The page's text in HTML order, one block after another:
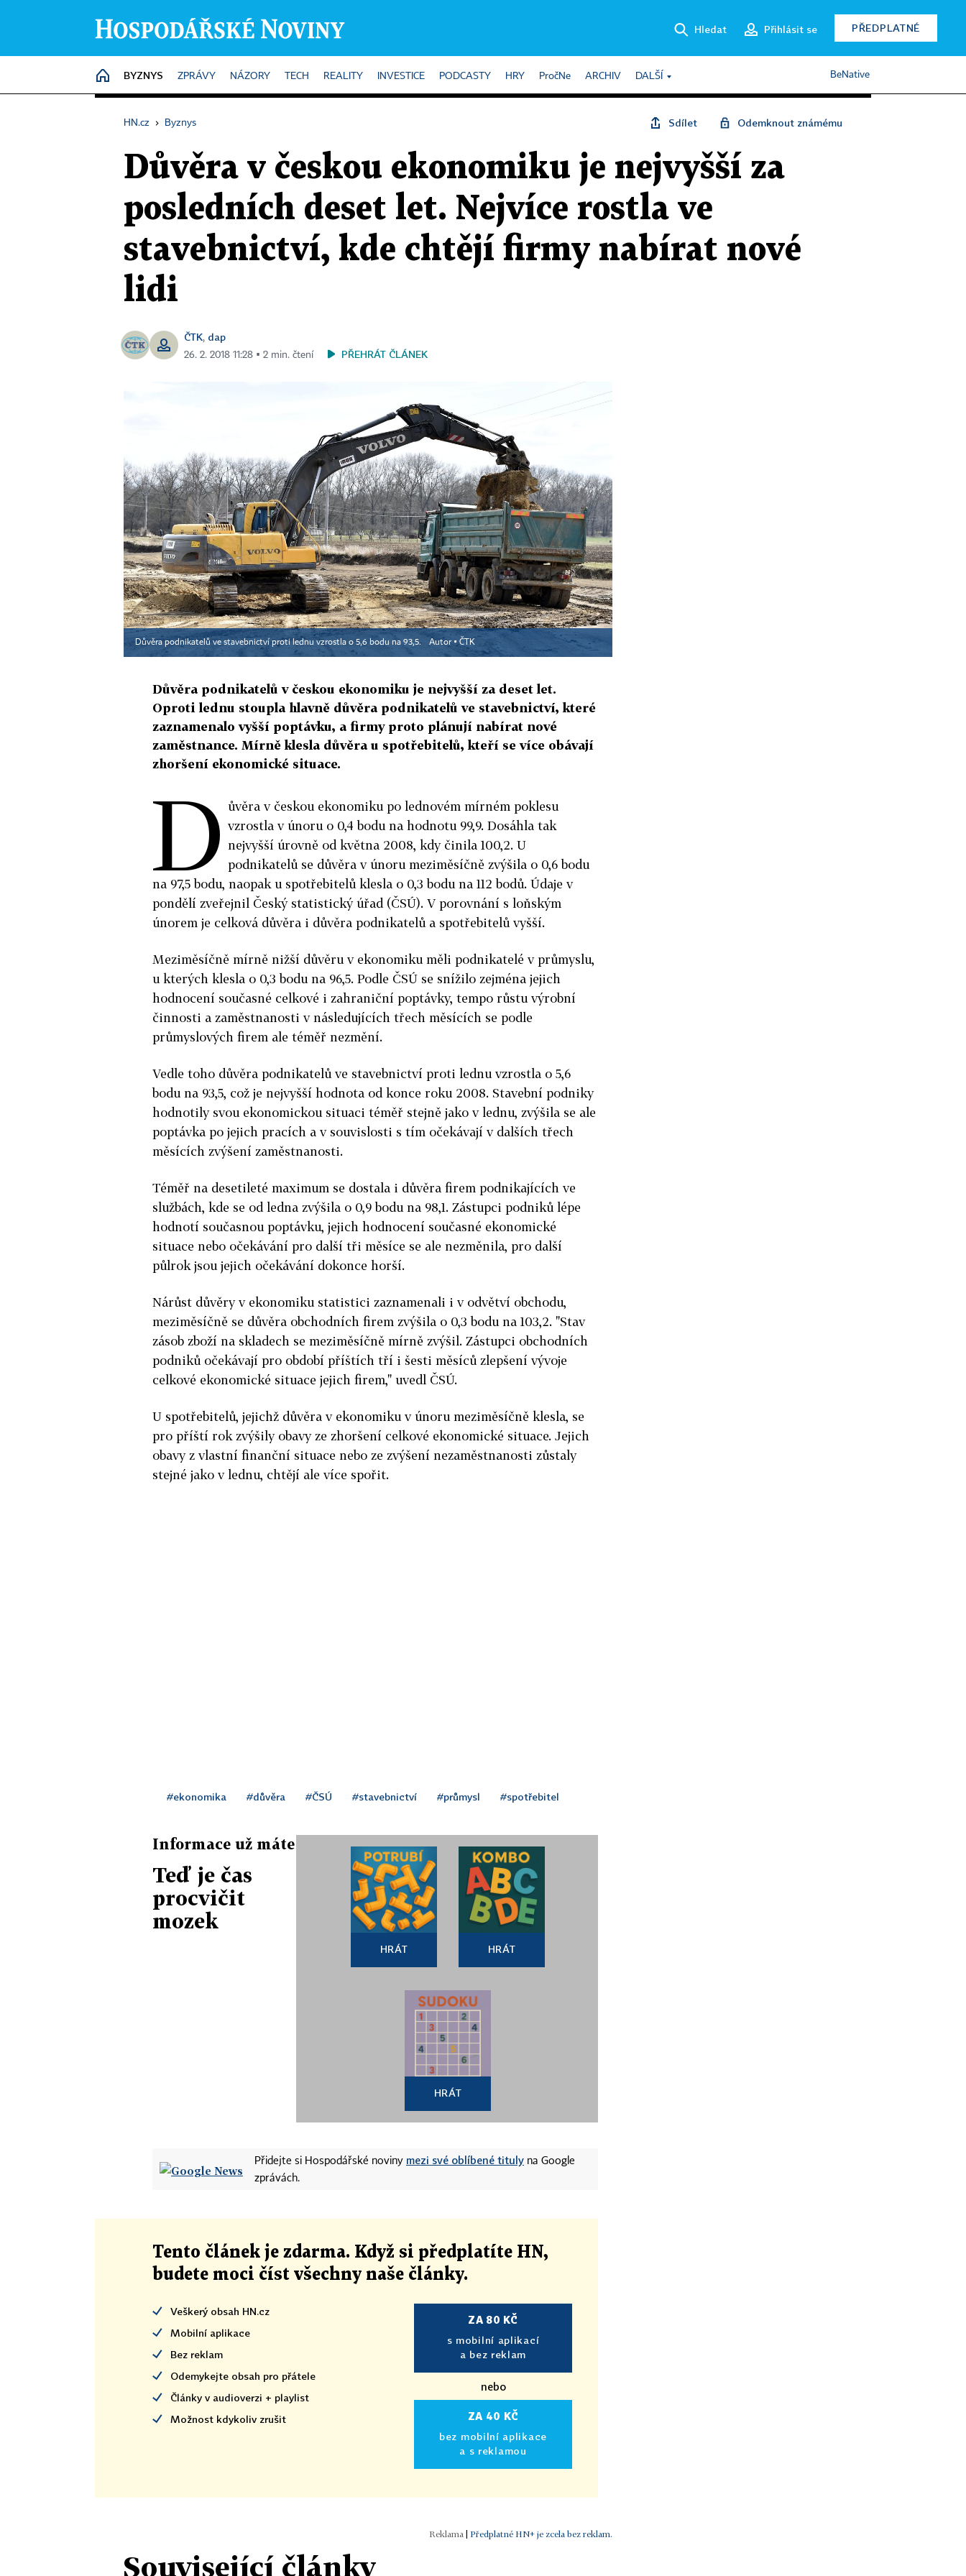
Hledat Přihlásit se PŘEDPLATNÉ
HOME
BYZNYS ZPRÁVY NÁZORY TECH REALITY INVESTICE PODCASTY HRY PročNe ARCHIV DALŠÍ BeNative
HN.cz › Byznys Sdílet Odemknout známému
Důvěra v českou ekonomiku je nejvyšší za
posledních deset let. Nejvíce rostla ve
stavebnictví, kde chtějí firmy nabírat nové
lidi
ČTK, dap
26. 2. 2018 11:28 ▪ 2 min. čtení PŘEHRÁT ČLÁNEK
Důvěra podnikatelů ve stavebnictví proti lednu vzrostla o 5,6 bodu na 93,5. Autor ▪ČTK
Důvěra podnikatelů v českou ekonomiku je nejvyšší za deset let.
Oproti lednu stoupla hlavně důvěra podnikatelů ve stavebnictví, které
zaznamenalo vyšší poptávku, a firmy proto plánují nabírat nové
zaměstnance. Mírně klesla důvěra u spotřebitelů, kteří se více obávají
zhoršení ekonomické situace.
D ůvěra v českou ekonomiku po lednovém mírném poklesu
vzrostla v únoru o 0,4 bodu na hodnotu 99,9. Dosáhla tak
nejvyšší úrovně od května 2008, kdy činila 100,2. U
podnikatelů se důvěra v únoru meziměsíčně zvýšila o 0,6 bodu
na 97,5 bodu, naopak u spotřebitelů klesla o 0,3 bodu na 112 bodů. Údaje v
pondělí zveřejnil Český statistický úřad (ČSÚ). V porovnání s loňským
únorem je celková důvěra i důvěra podnikatelů a spotřebitelů vyšší.
Meziměsíčně mírně nižší důvěru v ekonomiku měli podnikatelé v průmyslu,
u kterých klesla o 0,3 bodu na 96,5. Podle ČSÚ se snížilo zejména jejich
hodnocení současné celkové i zahraniční poptávky, tempo růstu výrobní
činnosti a zaměstnanosti v následujících třech měsících se podle
průmyslových firem ale téměř nezmění.
Vedle toho důvěra podnikatelů ve stavebnictví proti lednu vzrostla o 5,6
bodu na 93,5, což je nejvyšší hodnota od konce roku 2008. Stavební podniky
hodnotily svou ekonomickou situaci téměř stejně jako v lednu, zvýšila se ale
poptávka po jejich pracích a v souvislosti s tím očekávají v dalších třech
měsících zvýšení zaměstnanosti.
Téměř na desetileté maximum se dostala i důvěra firem podnikajících ve
službách, kde se od ledna zvýšila o 0,9 bodu na 98,1. Zástupci podniků lépe
hodnotí současnou poptávku, jejich hodnocení současné ekonomické
situace nebo očekávání pro další tři měsíce se ale nezměnila, pro další
půlrok jsou jejich očekávání dokonce horší.
Nárůst důvěry v ekonomiku statistici zaznamenali i v odvětví obchodu,
meziměsíčně se důvěra obchodních firem zvýšila o 0,3 bodu na 103,2. "Stav
zásob zboží na skladech se meziměsíčně mírně zvýšil. Zástupci obchodních
podniků očekávají pro období příštích tří i šesti měsíců zlepšení vývoje
celkové ekonomické situace jejich firem," uvedl ČSÚ.
U spotřebitelů, jejichž důvěra v ekonomiku v únoru meziměsíčně klesla, se
pro příští rok zvýšily obavy ze zhoršení celkové ekonomické situace. Jejich
obavy z vlastní finanční situace nebo ze zvýšení nezaměstnanosti zůstaly
stejné jako v lednu, chtějí ale více spořit.
#ekonomika #důvěra #ČSÚ #stavebnictví #průmysl #spotřebitel
Informace už máte
Teď je čas
procvičit
mozek
HRÁT HRÁT
HRÁT
Přidejte si Hospodářské noviny mezi své oblíbené tituly na Google
zprávách.
Tento článek je zdarma. Když si předplatíte HN,
budete moci číst všechny naše články.
Veškerý obsah HN.cz
Mobilní aplikace
Bez reklam
Odemykejte obsah pro přátele
Články v audioverzi + playlist
Možnost kdykoliv zrušit
ZA 80 KČ
s mobilní aplikací
a bez reklam
nebo
ZA 40 KČ
bez mobilní aplikace
a s reklamou
| Předplatné HN+ je zcela bez reklam.
Související články